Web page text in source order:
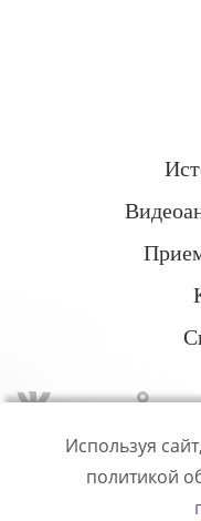
Используя
политикой